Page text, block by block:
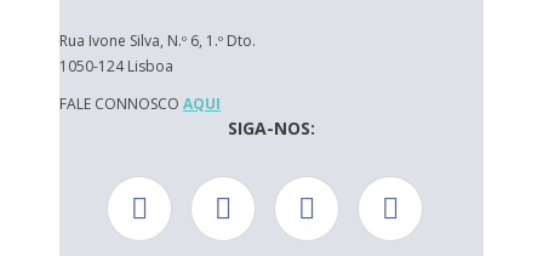
Rua Ivone Silva, N.º 6, 1.º Dto.
1050-124 Lisboa
FALE CONNOSCO AQUI
SIGA-NOS: